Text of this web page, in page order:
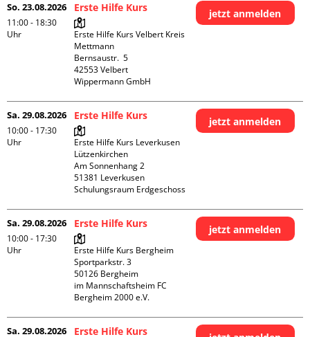
So. 23.08.2026
11:00 - 18:30
Uhr
Erste Hilfe Kurs
Erste Hilfe Kurs Velbert Kreis
Mettmann
Bernsaustr.  5
42553 Velbert
Wippermann GmbH
jetzt anmelden
Sa. 29.08.2026
10:00 - 17:30
Uhr
Erste Hilfe Kurs
Erste Hilfe Kurs Leverkusen
Lützenkirchen
Am Sonnenhang 2
51381 Leverkusen
Schulungsraum Erdgeschoss
jetzt anmelden
Sa. 29.08.2026
10:00 - 17:30
Uhr
Erste Hilfe Kurs
Erste Hilfe Kurs Bergheim
Sportparkstr. 3
50126 Bergheim
im Mannschaftsheim FC
Bergheim 2000 e.V.
jetzt anmelden
Sa. 29.08.2026 Erste Hilfe Kurs